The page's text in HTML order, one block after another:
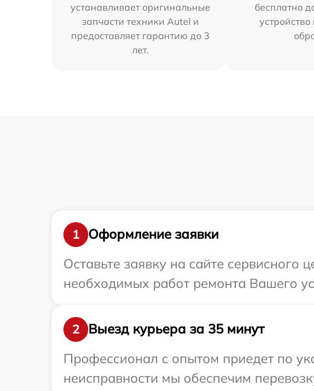
устанавливает оригинальные
запчасти техники Autel и
предоставляет гарантию до 3
лет.
бесплатно
1
Оформление заявки
Оставьте заявку на сайте
необходимых работ ремонта Вашего
2
Выезд курьера за 35 минут
Профессионал с опытом приедет по
неисправности мы обеспечим